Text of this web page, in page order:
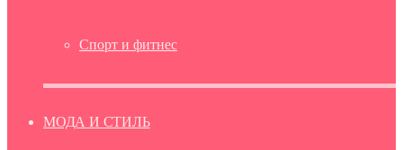
Спорт и фитнес
МОДА И СТИЛЬ